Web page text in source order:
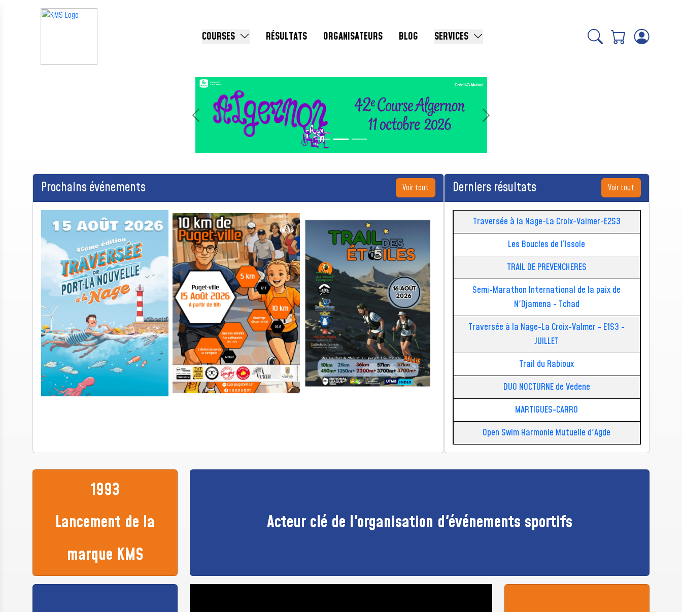
COURSES RÉSULTATS ORGANISATEURS BLOG SERVICES
Précédent Suivant
Prochains événements Voir tout Derniers résultats Voir tout
Traversée à la Nage-La Croix-Valmer-E2S3
Les Boucles de l´Issole
TRAIL DE PREVENCHERES
Semi-Marathon International de la paix de
N'Djamena - Tchad
Traversée à la Nage-La Croix-Valmer - E1S3 -
JUILLET
Trail du Rabioux
DUO NOCTURNE de Vedene
MARTIGUES-CARRO
Open Swim Harmonie Mutuelle d'Agde
1993
Lancement de la
marque KMS
Acteur clé de l'organisation d'événements sportifs
Panneau de gestion des cookies